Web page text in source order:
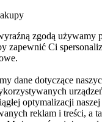
zgodą używamy
zapewnić Ci
dane dotyczące
optymalizacji
reklam i treści, a